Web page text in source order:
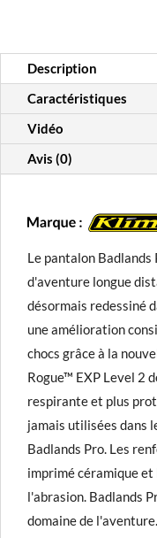
Description
Caractéristiques
Vidéo
Avis (0)
Le pantalon
d'aventure longue
désormais redessiné
une amélioration
chocs grâce à la
Rogue™ EXP Level 2
respirante et plus
jamais utilisées dans
Badlands Pro. Les
imprimé céramique
l'abrasion. Badlands
domaine de